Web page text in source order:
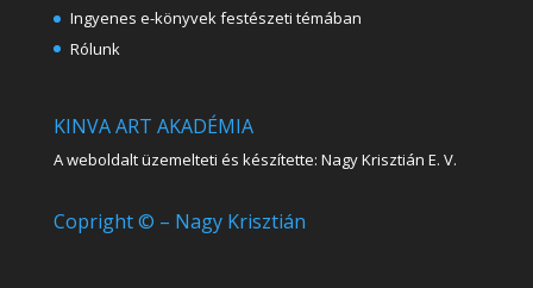
Ingyenes e-könyvek festészeti témában
Rólunk
KINVA ART AKADÉMIA
A weboldalt üzemelteti és készítette: Nagy Krisztián E. V.
Copright © – Nagy Krisztián